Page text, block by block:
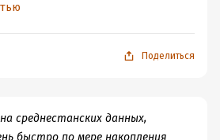
и они могут быть нам
Магия цифр часто
вы хотите понять природу
Поделиться
среднестанских данных,
быстро по мере накопления